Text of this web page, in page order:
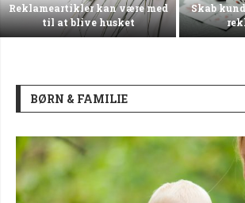
Reklameartikler kan være med
til at blive husket
Skab
BØRN & FAMILIE